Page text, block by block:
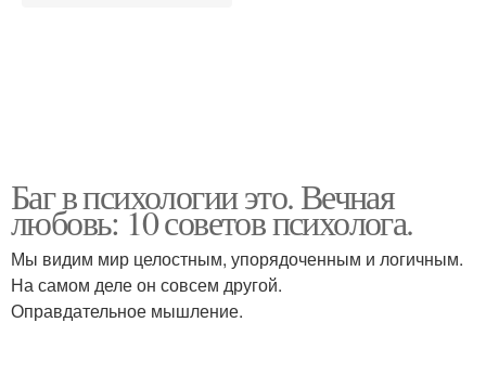
Баг в психологии это. Вечная
любовь: 10 советов психолога.
Мы видим мир целостным, упорядоченным и логичным.
На самом деле он совсем другой.
Оправдательное мышление.